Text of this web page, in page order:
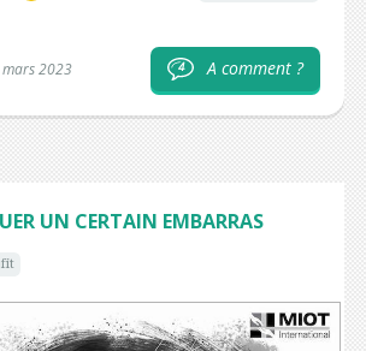
2023 4 A comment ?
UN CERTAIN EMBARRAS